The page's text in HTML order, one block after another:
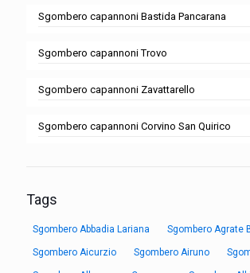
Sgombero capannoni Bastida Pancarana
Sgombero capannoni Trovo
Sgombero capannoni Zavattarello
Sgombero capannoni Corvino San Quirico
Tags
Sgombero Abbadia Lariana Sgombero Agrate
Sgombero Aicurzio Sgombero Airuno